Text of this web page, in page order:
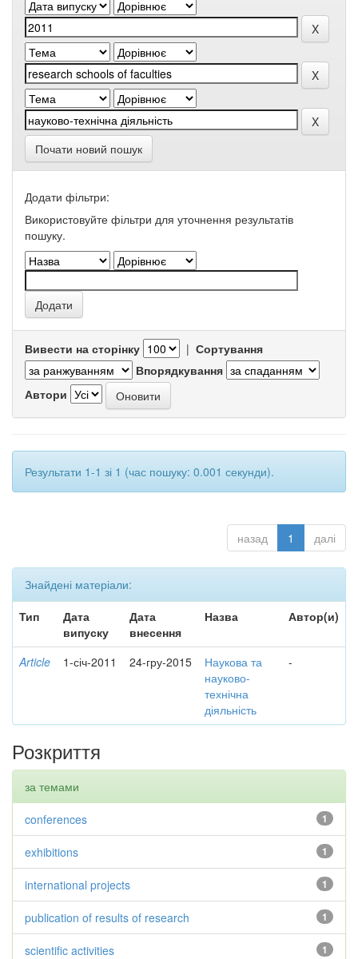
Почати новий пошук
Додати фільтри:
Використовуйте фільтри для уточнення результатів
пошуку.
Вивести на сторінку | Сортування
Впорядкування
Автори
Результати 1-1 зі 1 (час пошуку: 0.001 секунди).
назад 1 далі
Знайдені матеріали:
Тип
Дата
випуску
Дата
внесення
Назва Автор(и)
Article 1-січ-2011 24-гру-2015
Наукова та
науково-
технічна
діяльність
-
Розкриття
за темами
1
conferences
1
exhibitions
1
international projects
1
publication of results of research
1
scientific activities